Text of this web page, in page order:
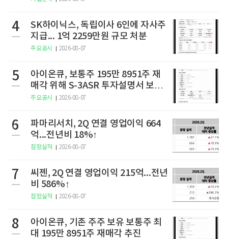
4
SK하이닉스, 독립이사 6인에 자사주
지급... 1억 2259만원 규모 처분
주요공시 2026-08-07
5
아이온큐, 보통주 195만 8951주 재
매각 위해 S-3ASR 투자설명서 보충
서 제출
주요공시 2026-08-07
6
파마리서치, 2Q 연결 영업이익 664
억...전년비 18%↑
잠정실적 2026-08-07
7
씨젠, 2Q 연결 영업이익 215억...전년
비 586%↑
잠정실적 2026-08-07
8
아이온큐, 기존 주주 보유 보통주 최
대 195만 8951주 재매각 추진